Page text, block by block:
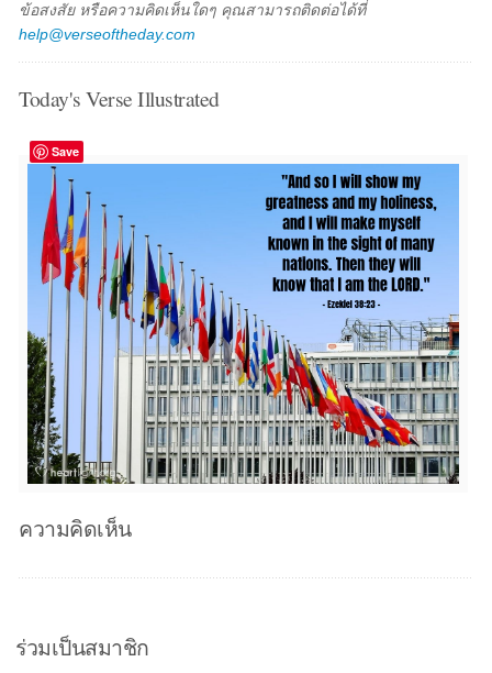
ข้อสงสัย หรือความคิดเห็นใดๆ คุณสามารถติดต่อได้ที่
help@verseoftheday.com
Today's Verse Illustrated
Save
ความคิดเห็น
ร่วมเป็นสมาชิก